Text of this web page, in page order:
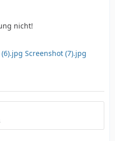
nicht!
Screenshot (7).jpg